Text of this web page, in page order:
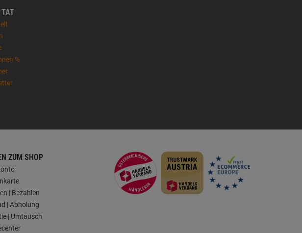
TAT
%
ZUM SHOP
| Bezahlen
| Abholung
| Umtausch